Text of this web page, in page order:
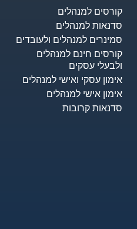
קורסים למנהלים
סדנאות למנהלים
סמינרים למנהלים ולעובדים
קורסים חינם למנהלים
ולבעלי עסקים
אימון עסקי ואישי למנהלים
אימון אישי למנהלים
סדנאות קרובות